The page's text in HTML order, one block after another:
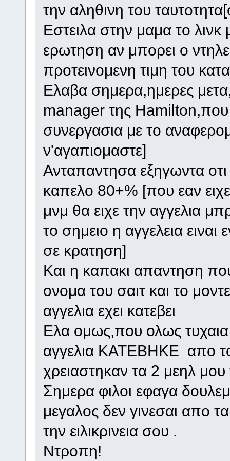
την αληθινη του
Εστειλα στην μαμα το λινκ
ερωτηση αν μπορει ο
προτεινομενη τιμη του
Ελαβα σημερα,ημερες
manager της Hamilton,που
συνεργασια με το
ν'αγαπιομαστε]
Ανταπαντησα εξηγωντα
καπελο 80+% [που εαν
μνμ θα ειχε την αγγελια
το σημειο η αγγελεια ειναι
σε κρατηση]
Και η καπακι απαντηση
ονομα του σαιτ και το
αγγελια εχει κατεβει
Ελα ομως,που ολως
αγγελια ΚΑΤΕΒΗΚΕ απο
χρειαστηκαν τα 2 μεηλ
Σημερα φιλοι εφαγα
μεγαλος δεν γινεσαι απο
την ειλικρινεια σου .
Ντροπη!